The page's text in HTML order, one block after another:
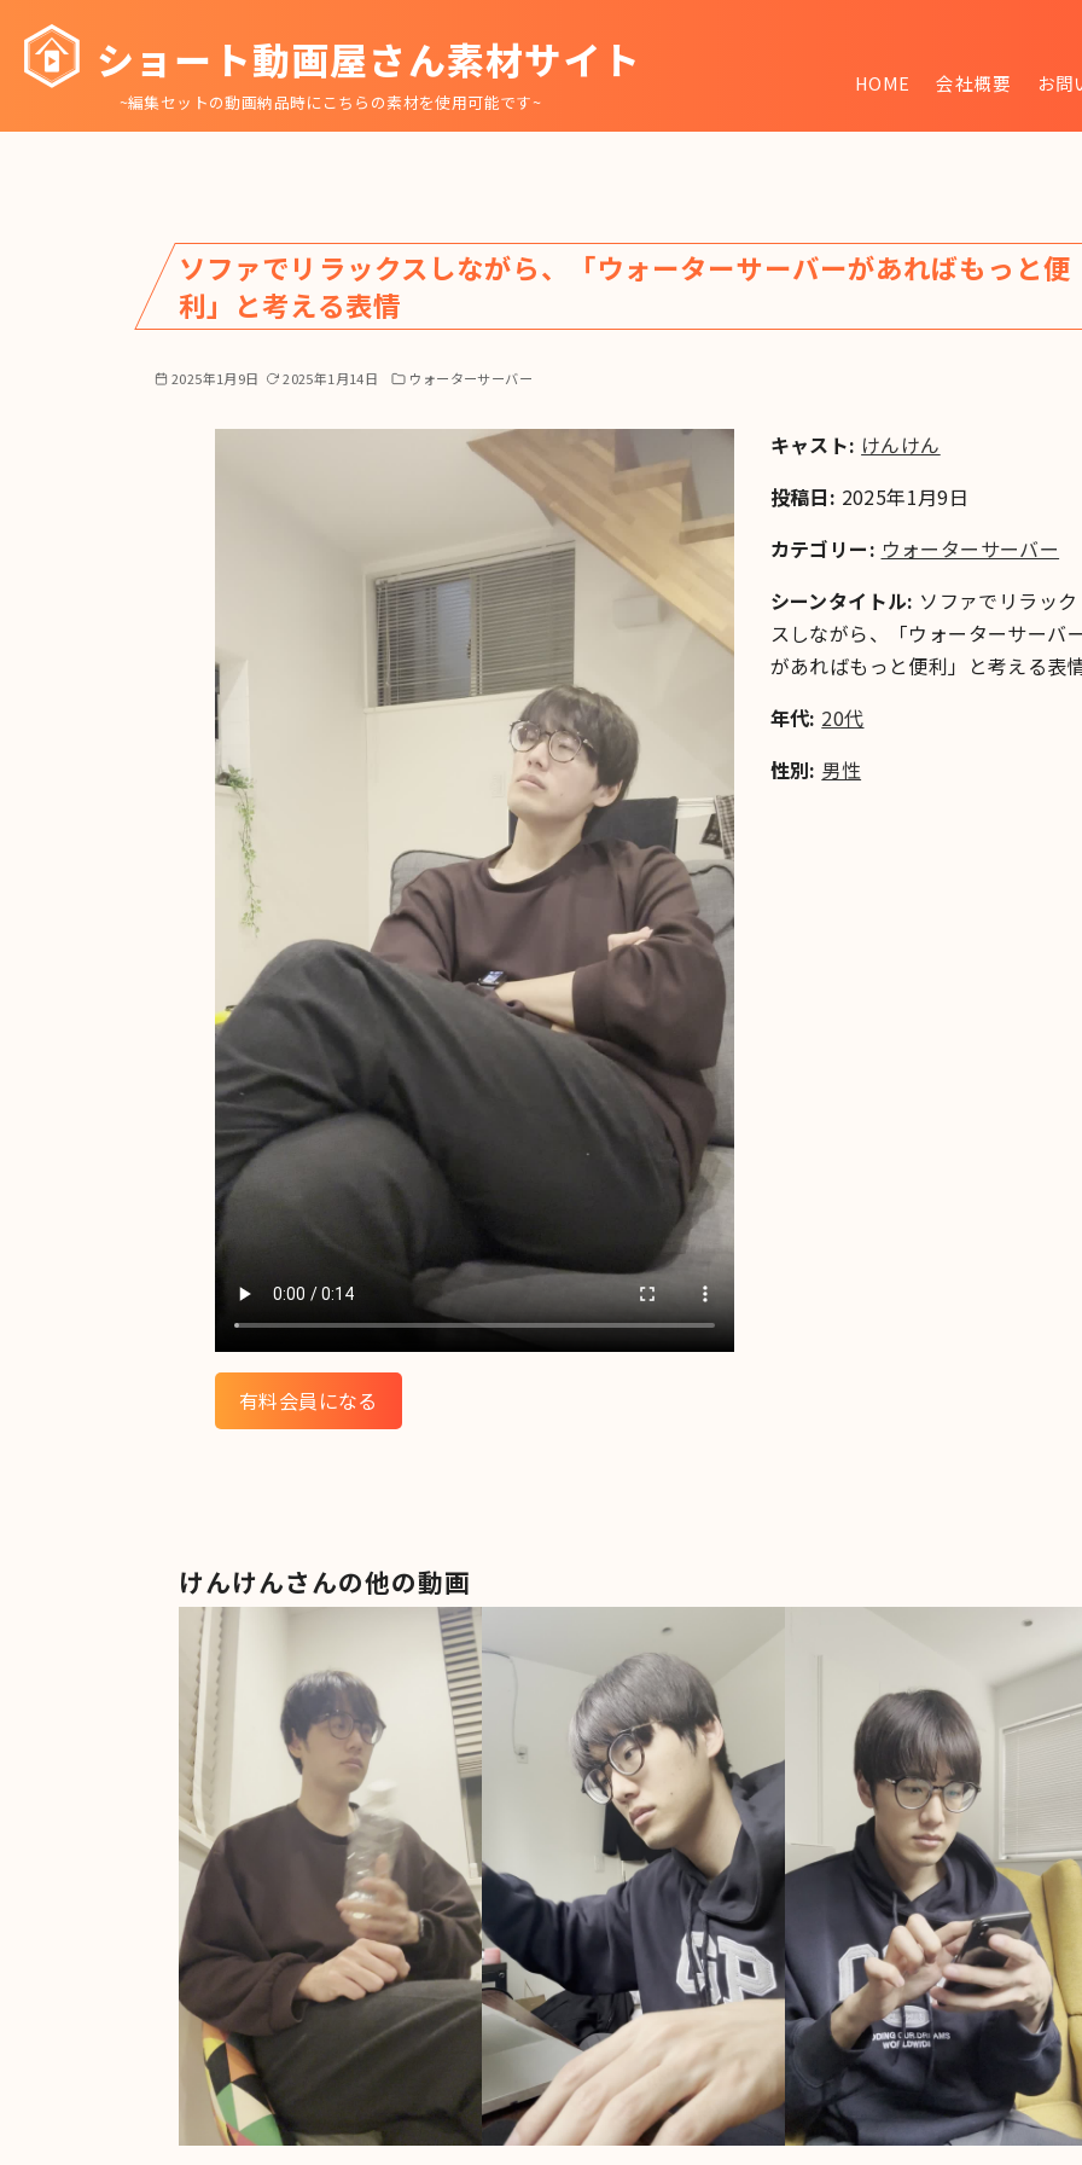
ショート動画屋さん素材サイト
~編集セットの動画納品時にこちらの素材を使用可能です~
HOME 会社概要 お問
ソファでリラックスしながら、「ウォーターサーバーがあればもっと便
利」と考える表情
2025年1月9日 2025年1月14日 ウォーターサーバー
有料会員になる
キャスト: けんけん
投稿日: 2025年1月9日
カテゴリー: ウォーターサーバー
シーンタイトル: ソファでリラック
スしながら、「ウォーターサーバ
があればもっと便利」と考える表
年代: 20代
性別: 男性
けんけんさんの他の動画